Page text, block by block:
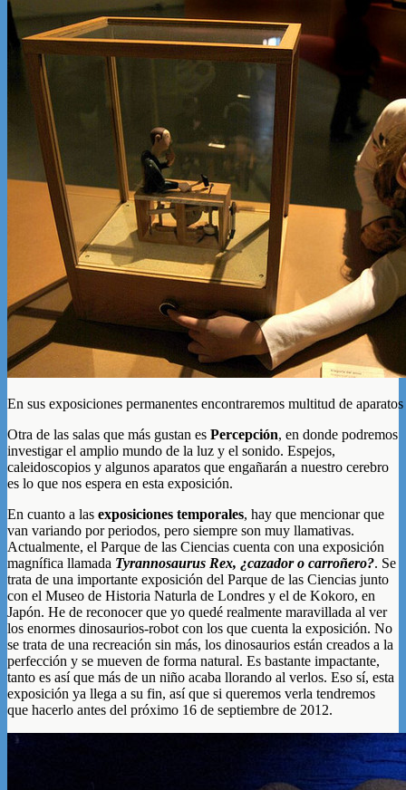
En sus exposiciones permanentes encontraremos multitud de
Otra de las salas que más gustan es Percepción, en donde podremos
investigar el amplio mundo de la luz y el sonido. Espejos,
caleidoscopios y algunos aparatos que engañarán a nuestro cerebro
es lo que nos espera en esta exposición.
En cuanto a las exposiciones temporales, hay que mencionar que
van variando por periodos, pero siempre son muy llamativas.
Actualmente, el Parque de las Ciencias cuenta con una exposición
magnífica llamada Tyrannosaurus Rex, ¿cazador o carroñero?. Se
trata de una importante exposición del Parque de las Ciencias junto
con el Museo de Historia Naturla de Londres y el de Kokoro, en
Japón. He de reconocer que yo quedé realmente maravillada al ver
los enormes dinosaurios-robot con los que cuenta la exposición. No
se trata de una recreación sin más, los dinosaurios están creados a la
perfección y se mueven de forma natural. Es bastante impactante,
tanto es así que más de un niño acaba llorando al verlos. Eso sí, esta
exposición ya llega a su fin, así que si queremos verla tendremos
que hacerlo antes del próximo 16 de septiembre de 2012.